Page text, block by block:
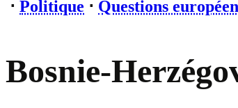
⋅ Politique ⋅ Questions
Bosnie-